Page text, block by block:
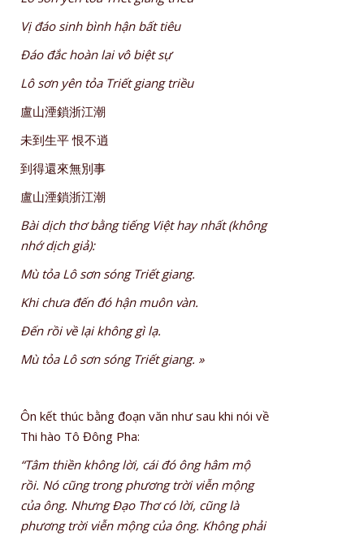
Vị đáo sinh bình hận bất tiêu
Đáo đắc hoàn lai vô biệt sự
Lô sơn yên tỏa Triết giang triều
盧山湮鎖浙江潮
未到生平 恨不逍
到得還來無別事
盧山湮鎖浙江潮
Bài dịch thơ bằng tiếng Việt hay nhất (không
nhớ dịch giả):
Mù tỏa Lô sơn sóng Triết giang.
Khi chưa đến đó hận muôn vàn.
Đến rồi về lại không gì lạ.
Mù tỏa Lô sơn sóng Triết giang. »
Ôn kết thúc bằng đoạn văn như sau khi nói về
Thi hào Tô Đông Pha:
“Tâm thiền không lời, cái đó ông hâm mộ
rồi. Nó cũng trong phương trời viễn mộng
của ông. Nhưng Đạo Thơ có lời, cũng là
phương trời viễn mộng của ông. Không phải